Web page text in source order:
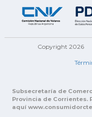
Copyright 2026
Subsecretaría de
Provincia de Corrientes.
aquí